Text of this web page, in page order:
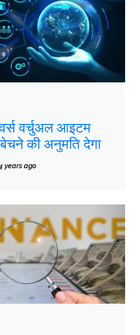
वर्चुअल आइटम
की अनुमति देगा
years ago